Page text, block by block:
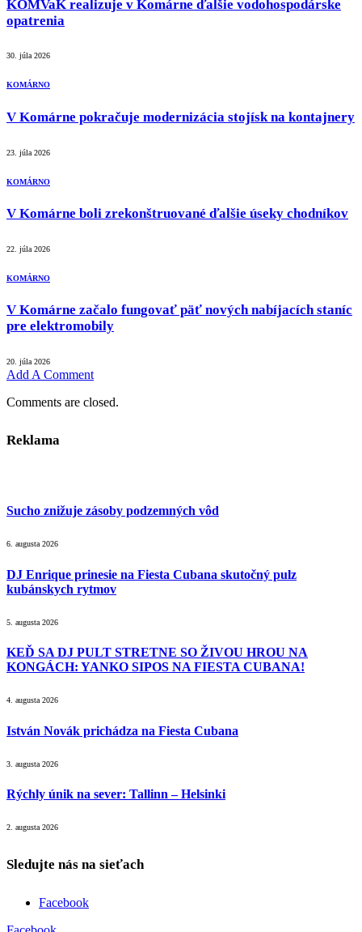
KOMVaK realizuje v Komárne ďalšie vodohospodárske
opatrenia
30. júla 2026
KOMÁRNO
V Komárne pokračuje modernizácia stojísk na kontajnery
23. júla 2026
KOMÁRNO
V Komárne boli zrekonštruované ďalšie úseky chodníkov
22. júla 2026
KOMÁRNO
V Komárne začalo fungovať päť nových nabíjacích staníc
pre elektromobily
20. júla 2026
Add A Comment
Comments are closed.
Reklama
Sucho znižuje zásoby podzemných vôd
6. augusta 2026
DJ Enrique prinesie na Fiesta Cubana skutočný pulz
kubánskych rytmov
5. augusta 2026
KEĎ SA DJ PULT STRETNE SO ŽIVOU HROU NA
KONGÁCH: YANKO SIPOS NA FIESTA CUBANA!
4. augusta 2026
István Novák prichádza na Fiesta Cubana
3. augusta 2026
Rýchly únik na sever: Tallinn – Helsinki
2. augusta 2026
Sledujte nás na sieťach
Facebook